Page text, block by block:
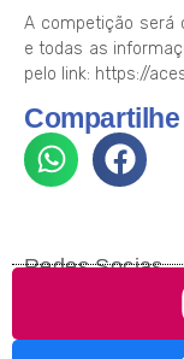
A competição será
e todas as
pelo link: https://
Redes Socias